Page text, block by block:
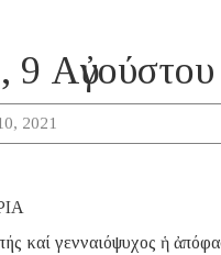
9
2021
καί γενναιόψυχος ἡ